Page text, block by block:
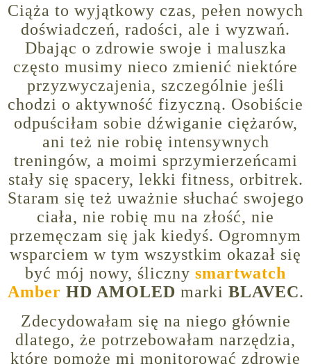
Ciąża to wyjątkowy czas, pełen nowych
doświadczeń, radości, ale i wyzwań.
Dbając o zdrowie swoje i maluszka
często musimy nieco zmienić niektóre
przyzwyczajenia, szczególnie jeśli
chodzi o aktywność fizyczną. Osobiście
odpuściłam sobie dźwiganie ciężarów,
ani też nie robię intensywnych
treningów, a moimi sprzymierzeńcami
stały się spacery, lekki fitness, orbitrek.
Staram się też uważnie słuchać swojego
ciała, nie robię mu na złość, nie
przemęczam się jak kiedyś. Ogromnym
wsparciem w tym wszystkim okazał się
być mój nowy, śliczny smartwatch
Amber HD AMOLED marki BLAVEC.
Zdecydowałam się na niego głównie
dlatego, że potrzebowałam narzędzia,
które pomoże mi monitorować zdrowie